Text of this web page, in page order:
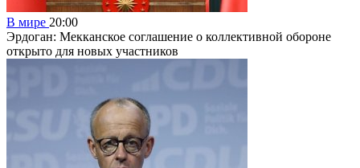
В мире 20:00
Эрдоган: Мекканское соглашение о коллективной обороне
открыто для новых участников